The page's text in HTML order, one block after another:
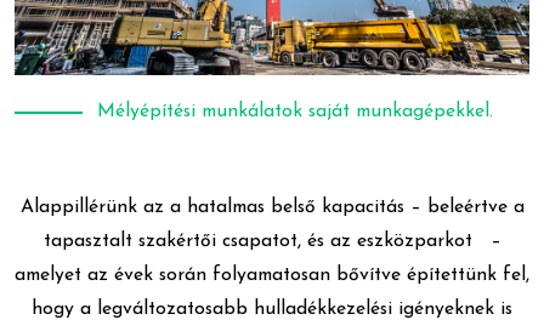
SZOLGÁLTATÁSOK
ENGEDÉLYEK
KIADÓ
Mélyépítési munkálatok saját munkagépekkel.
Alappillérünk az a hatalmas belső kapacitás – beleértve a
tapasztalt szakértői csapatot, és az eszközparkot –
amelyet az évek során folyamatosan bővítve építettünk fel,
hogy a legváltozatosabb hulladékkezelési igényeknek is